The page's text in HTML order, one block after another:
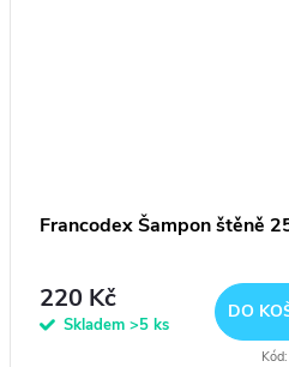
Francodex Šampon štěně
220 Kč
Skladem>5 ks
DO
Kód: